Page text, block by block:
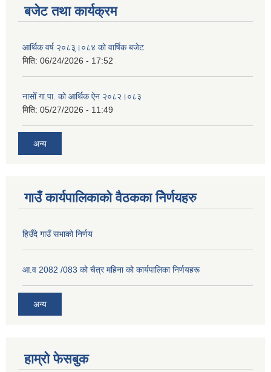
बजेट तथा कार्यक्रम
आर्थिक वर्ष २०८३्।०८४ को वार्षिक बजेट
मिति: 06/24/2026 - 17:52
नासोँ गा.पा. को आर्थिक ऐन २०८२।०८३
मिति: 05/27/2026 - 11:49
अन्य
गाउँ कार्यपालिकाको वैठकका निेर्णयहरु
हिउँदे गाउँ सभाको निर्णय
आ.व 2082 /083 को चैत्र महिना को कार्यपालिका निर्णयहरू
अन्य
हाम्रो फेसबुक